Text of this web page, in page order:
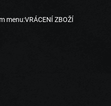
menu:VRÁCENÍ ZBOŽÍ